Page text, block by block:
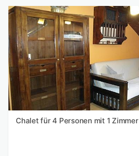
Chalet für 4 Personen mit 1 Zimmer